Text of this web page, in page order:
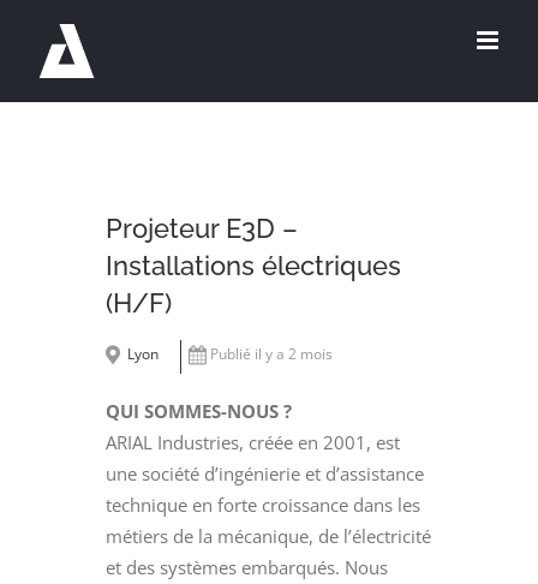
contenu
Projeteur E3D –
Installations électriques
(H/F)
Lyon Publié il y a 2 mois
QUI SOMMES-NOUS ?
ARIAL Industries, créée en 2001, est
une société d’ingénierie et d’assistance
technique en forte croissance dans les
métiers de la mécanique, de l’électricité
et des systèmes embarqués. Nous